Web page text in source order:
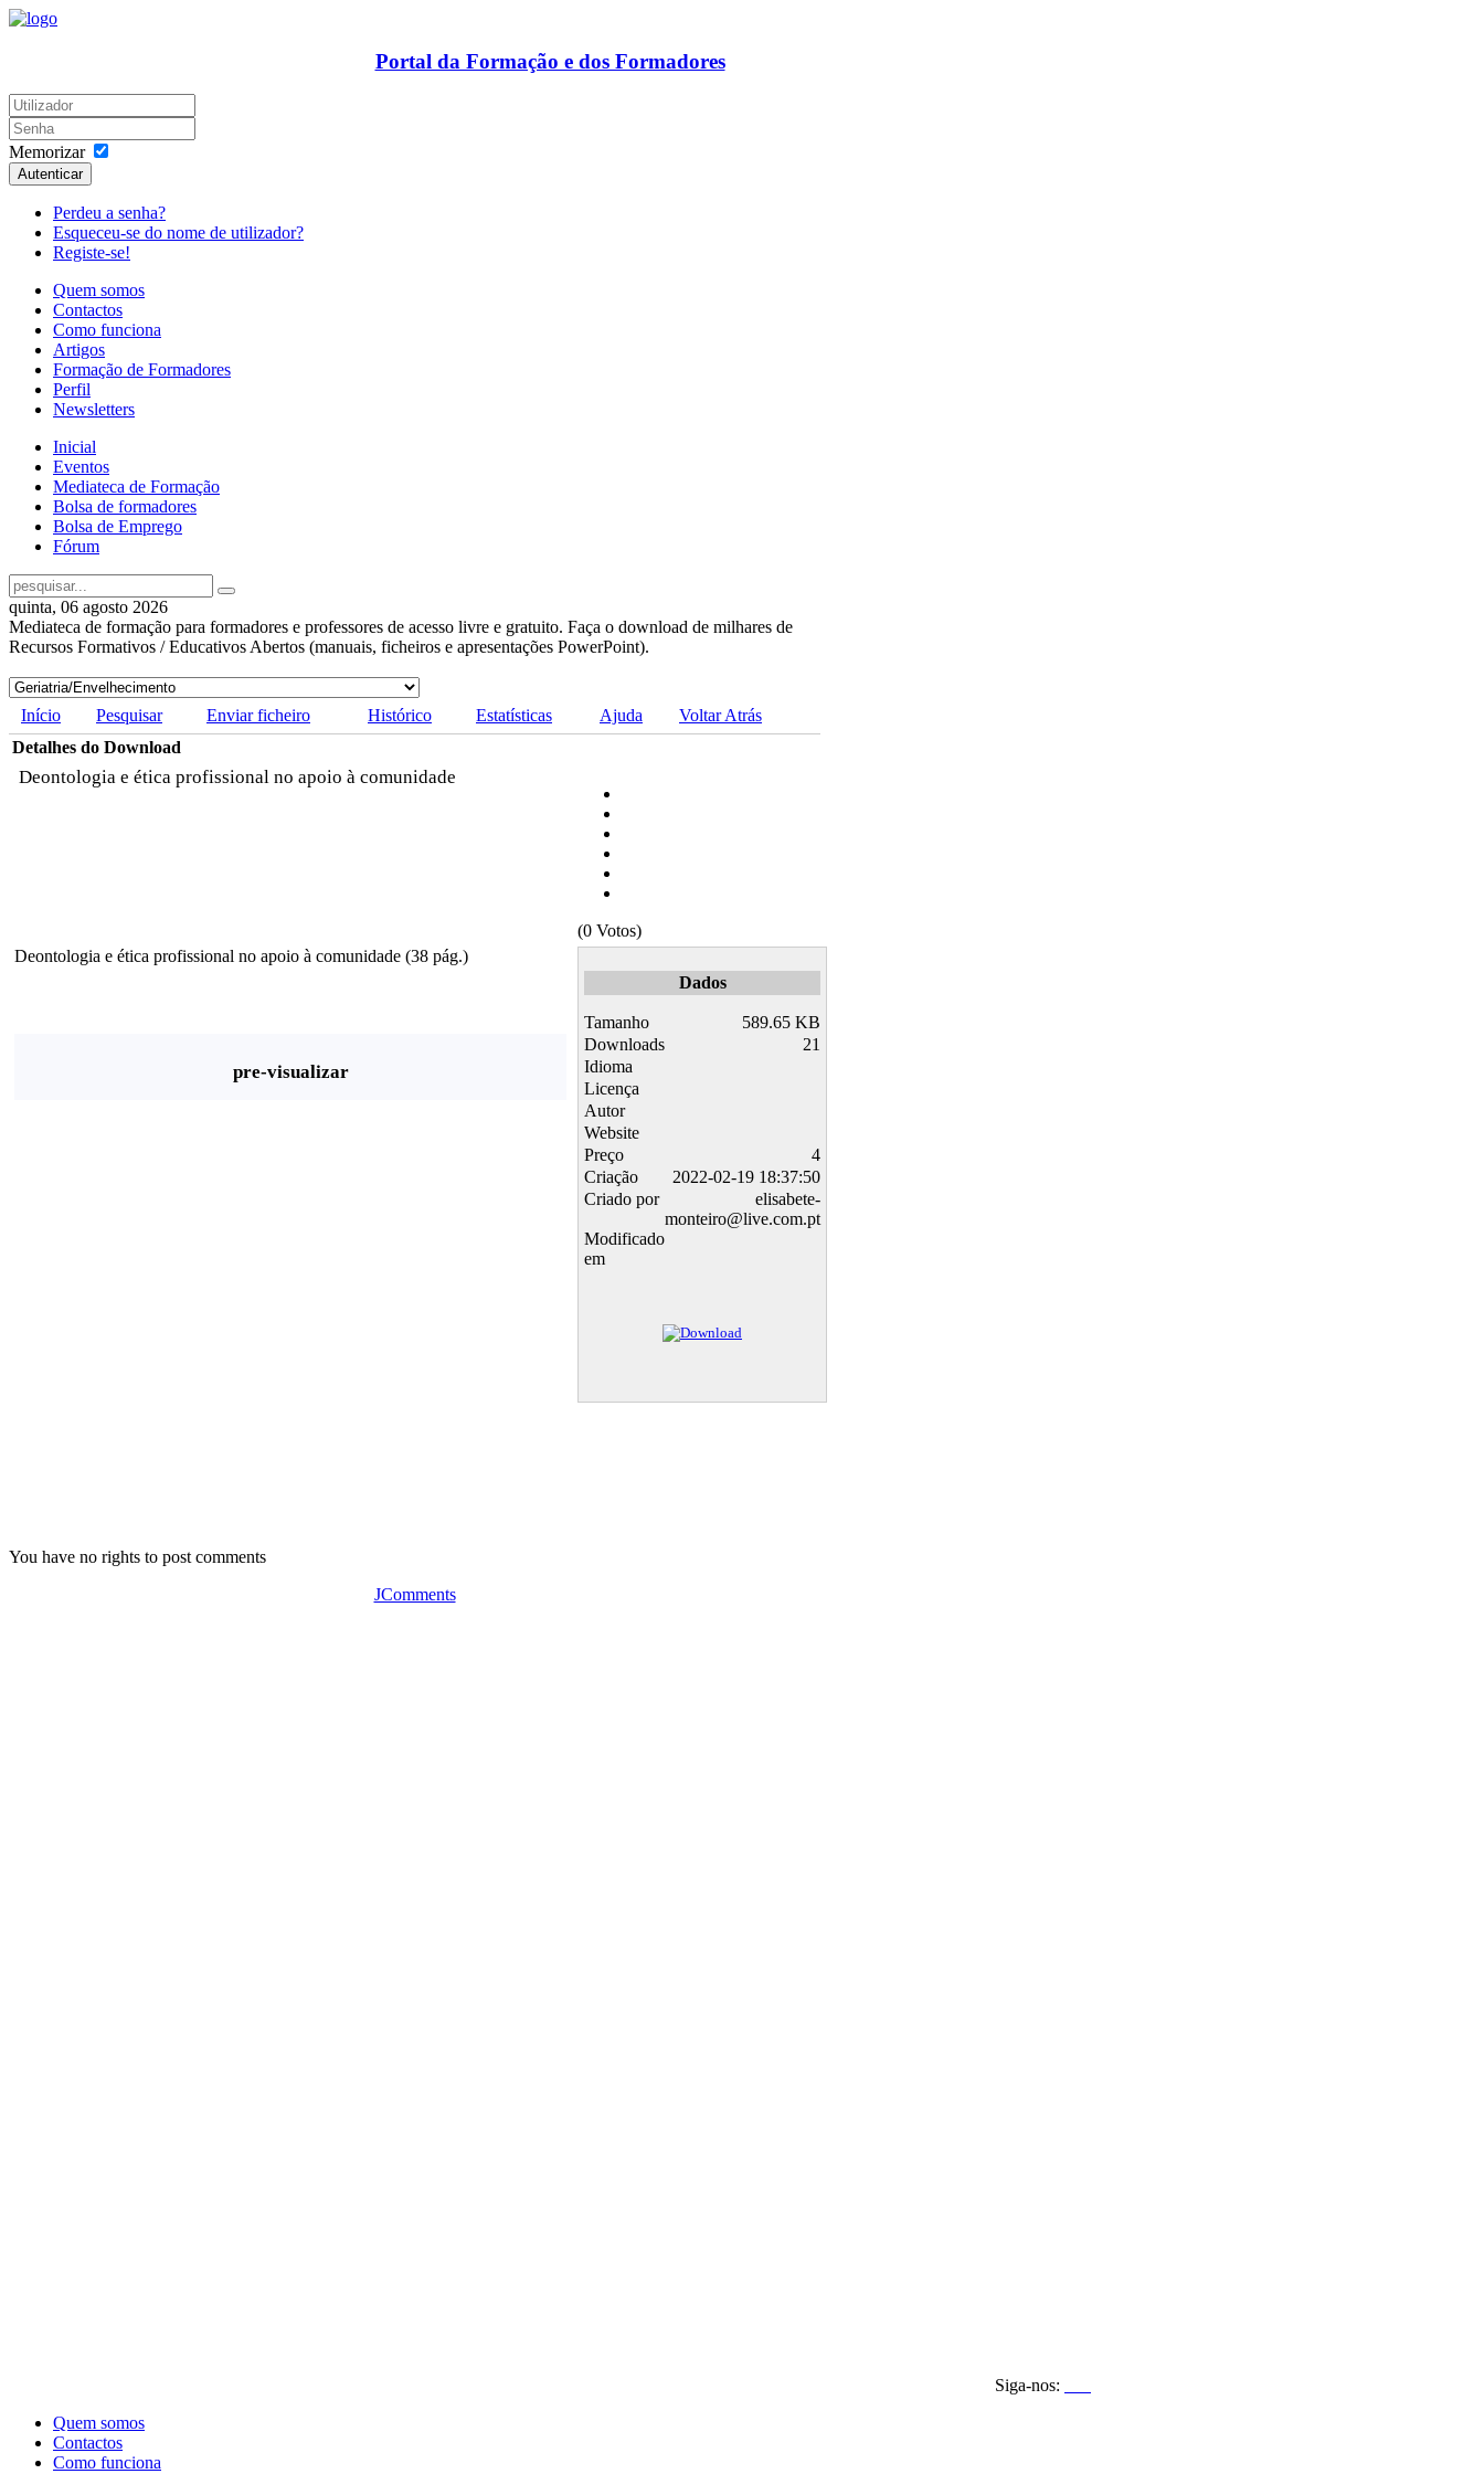
Portal da Formação e dos Formadores
Memorizar
Autenticar
Perdeu a senha?
Esqueceu-se do nome de utilizador?
Registe-se!
Quem somos
Contactos
Como funciona
Artigos
Formação de Formadores
Perfil
Newsletters
Inicial
Eventos
Mediateca de Formação
Bolsa de formadores
Bolsa de Emprego
Fórum
quinta, 06 agosto 2026
Mediateca de formação para formadores e professores de acesso livre e gratuito. Faça o download de milhares de
Recursos Formativos / Educativos Abertos (manuais, ficheiros e apresentações PowerPoint).
Início Pesquisar Enviar ficheiro Histórico Estatísticas Ajuda
Voltar Atrás
Detalhes do Download
Deontologia e ética profissional no apoio à comunidade
(0 Votos)
Deontologia e ética profissional no apoio à comunidade (38 pág.)
pre-visualizar
Dados
Tamanho
589.65 KB
Downloads
21
Idioma
Licença
Autor
Website
Preço
4
Criação
2022-02-19 18:37:50
Criado por
elisabete-
monteiro@live.com.pt
Modificado
em
You have no rights to post comments
JComments
Siga-nos:
Quem somos
Contactos
Como funciona